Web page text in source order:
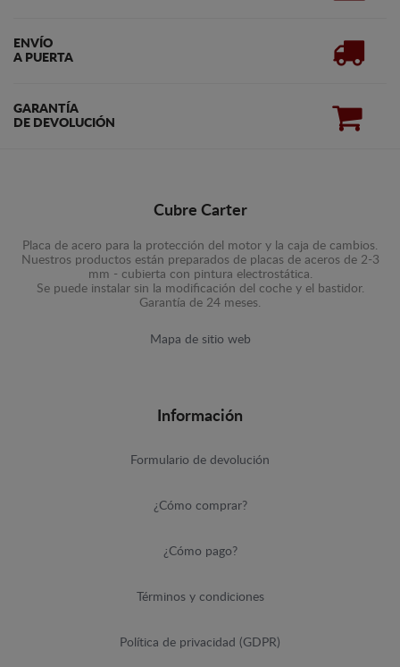
ENVÍO
A PUERTA
GARANTÍA
DE DEVOLUCIÓN
Cubre Carter
Placa de acero para la protección del motor y la caja de cambios.
Nuestros productos están preparados de placas de aceros de 2-3
mm - cubierta con pintura electrostática.
Se puede instalar sin la modificación del coche y el bastidor.
Garantía de 24 meses.
Mapa de sitio web
Información
Formulario de devolución
¿Cómo comprar?
¿Cómo pago?
Términos y condiciones
Política de privacidad (GDPR)